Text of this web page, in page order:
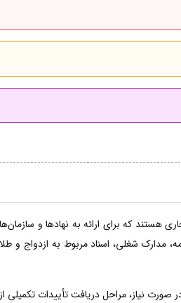
که برای ارائه به نهادها و
مدارک شغلی، اسناد مربوط به ازدواج و
نیاز، مراحل دریافت تأییدات